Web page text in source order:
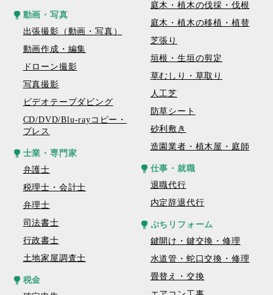
動画・写真
出張撮影（動画・写真）
動画作成・編集
ドローン撮影
写真撮影
ビデオテープダビング
CD/DVD/Blu-rayコピー・
プレス
士業・専門家
弁護士
税理士・会計士
弁理士
司法書士
行政書士
土地家屋調査士
税金
庭木・植木の伐採・伐根
庭木・植木の移植・植替
芝張り
垣根・生垣の剪定
草むしり・草取り
人工芝
防草シート
砂利敷き
造園業者・植木屋・庭師
仕事・就職
退職代行
内定辞退代行
ぷちリフォーム
鍵開け・鍵交換・修理
水道管・蛇口交換・修理
畳替え・交換